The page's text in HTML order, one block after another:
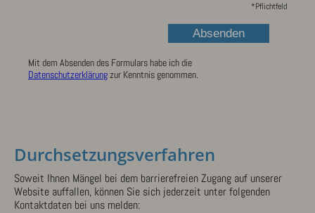
*Pflichtfeld
Mit dem Absenden des Formulars habe ich die
Datenschutzerklärungzur Kenntnis genommen.
Durchsetzungsverfahren
Soweit Ihnen Mängel bei dem barrierefreien Zugang auf unserer
Website auffallen, können Sie sich jederzeit unter folgenden
Kontaktdaten bei uns melden: